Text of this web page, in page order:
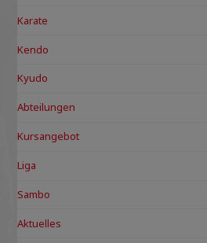
Karate
Kendo
Kyudo
Abteilungen
Kursangebot
Liga
Sambo
Aktuelles